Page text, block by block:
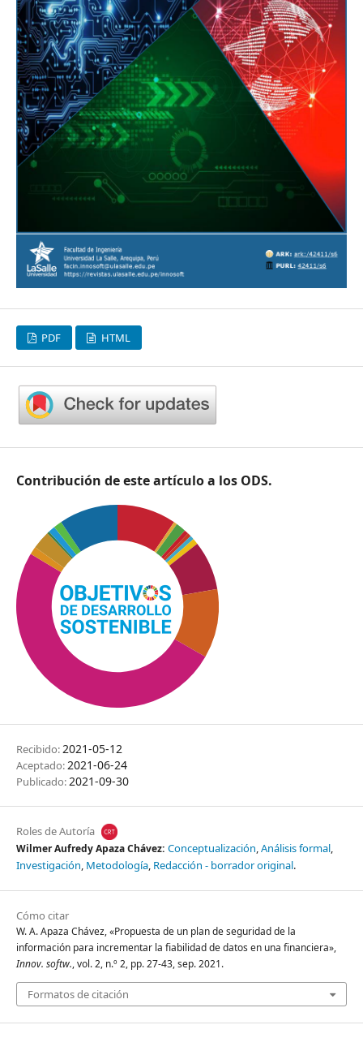
PDF HTML
Contribución de este artículo a los ODS.
Recibido: 2021-05-12
Aceptado: 2021-06-24
Publicado: 2021-09-30
Roles de Autoría
Wilmer Aufredy Apaza Chávez: Conceptualización Análisis formal
Investigación Metodología Redacción - borrador original
Cómo citar
W. A. Apaza Chávez, «Propuesta de un plan de seguridad de la
información para incrementar la fiabilidad de datos en una financiera»,
Innov. softw., vol. 2, n.º 2, pp. 27-43, sep. 2021.
Formatos de citación